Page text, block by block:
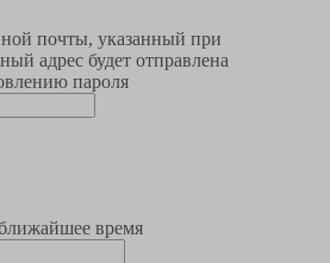
почты, указанный при
адрес будет отправлена
пароля
время